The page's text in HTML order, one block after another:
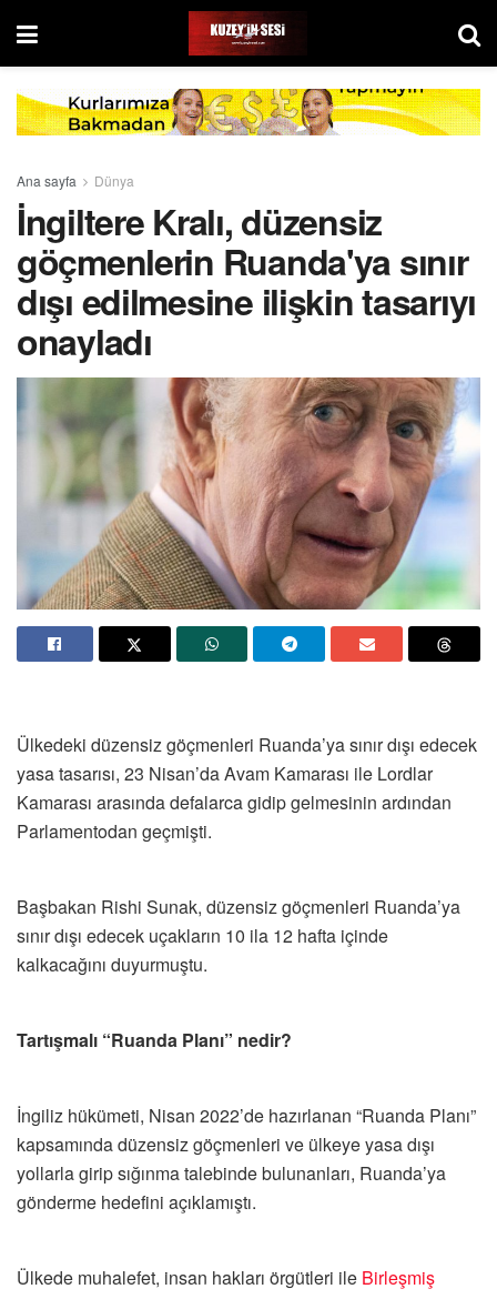
Ana sayfa Dünya
İngiltere Kralı, düzensiz
göçmenlerin Ruanda'ya sınır
dışı edilmesine ilişkin tasarıyı
onayladı
Ülkedeki düzensiz göçmenleri Ruanda’ya sınır dışı edecek
yasa tasarısı, 23 Nisan’da Avam Kamarası ile Lordlar
Kamarası arasında defalarca gidip gelmesinin ardından
Parlamentodan geçmişti.
Başbakan Rishi Sunak, düzensiz göçmenleri Ruanda’ya
sınır dışı edecek uçakların 10 ila 12 hafta içinde
kalkacağını duyurmuştu.
Tartışmalı “Ruanda Planı” nedir?
İngiliz hükümeti, Nisan 2022’de hazırlanan “Ruanda Planı”
kapsamında düzensiz göçmenleri ve ülkeye yasa dışı
yollarla girip sığınma talebinde bulunanları, Ruanda’ya
gönderme hedefini açıklamıştı.
Ülkede muhalefet, insan hakları örgütleri ile Birleşmiş